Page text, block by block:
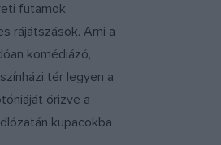
futamok
rájátszások. Ami a
komédiázó,
tér legyen a
őrizve a
kupacokba